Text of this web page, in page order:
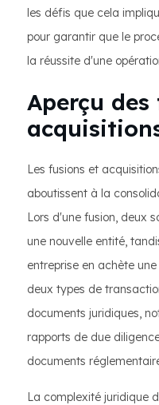
les défis que cela
pour garantir que le
la réussite d'une
Aperçu
Les fusions et
aboutissent à la
Lors d'une fusion, deux
une nouvelle entité,
entreprise en achète
deux types de
documents juridiques,
rapports de due
documents
La complexité juridique